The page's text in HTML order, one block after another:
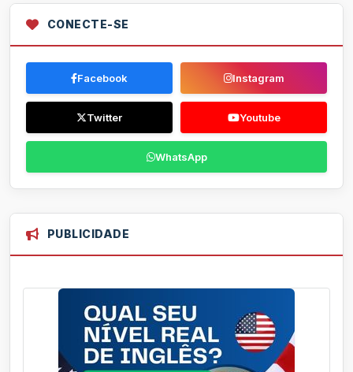
CONECTE-SE
Facebook Instagram
Twitter Youtube
WhatsApp
PUBLICIDADE